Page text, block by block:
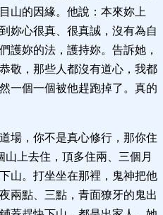
山的因緣。他說：本來妳上
妳心很真、很真誠，沒有為自
護妳的法，護持妳。告訴她，
敬，那些人都沒有道心，我都
一個一個被他趕跑掉了。真的
場，你不是真心修行，那你住
上去住，頂多住兩、三個月
山。打坐坐在那裡，鬼神把他
兩點、三點，青面獠牙的鬼出